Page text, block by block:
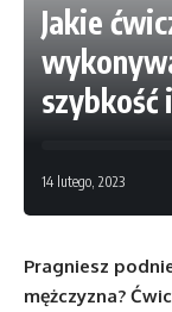
Jakie
szybkość
14 lutego, 2023
Pragniesz
mężczyzna?